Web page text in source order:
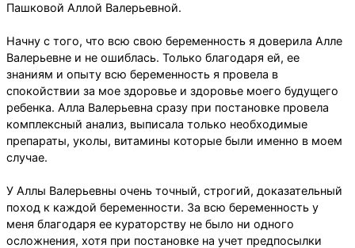
Пашковой Аллой Валерьевной.
Начну с того, что всю свою беременность я доверила Алле
Валерьевне и не ошиблась. Только благодаря ей, ее
знаниям и опыту всю беременность я провела в
спокойствии за мое здоровье и здоровье моего будущего
ребенка. Алла Валерьевна сразу при постановке провела
комплексный анализ, выписала только необходимые
препараты, уколы, витамины которые были именно в моем
случае.
У Аллы Валерьевны очень точный, строгий, доказательный
поход к каждой беременности. За всю беременность у
меня благодаря ее кураторству не было ни одного
осложнения, хотя при постановке на учет предпосылки